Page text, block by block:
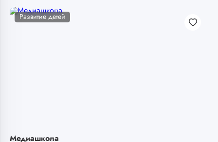
Развитие детей
Медиашкола